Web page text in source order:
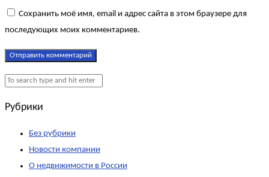
Сохранить моё имя, email и адрес сайта в этом браузере для
последующих моих комментариев.
Рубрики
Без рубрики
Новости компании
О недвижимости в России